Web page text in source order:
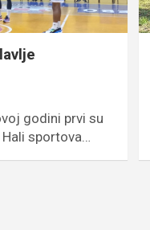
godini prvi su
sportova…